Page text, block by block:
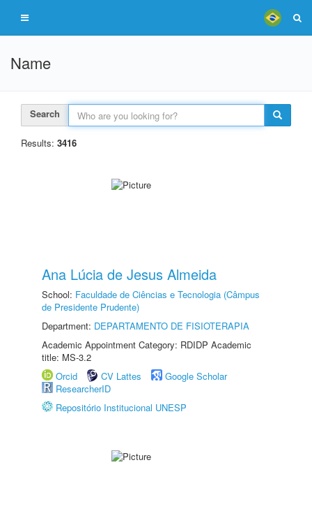
Name
Search
Results: 3416
Ana Lúcia de Jesus Almeida
School: Faculdade de Ciências e Tecnologia (Câmpus
de Presidente Prudente)
Department: DEPARTAMENTO DE FISIOTERAPIA
Academic Appointment Category: RDIDP Academic
title: MS-3.2
Orcid
CV Lattes
Google Scholar
ResearcherID
Repositório Institucional UNESP